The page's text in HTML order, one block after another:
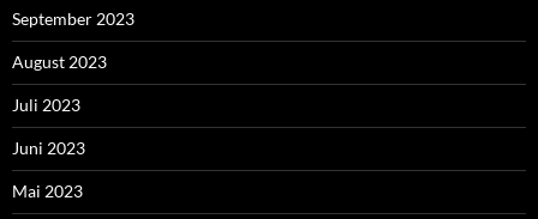
September 2023
August 2023
Juli 2023
Juni 2023
Mai 2023